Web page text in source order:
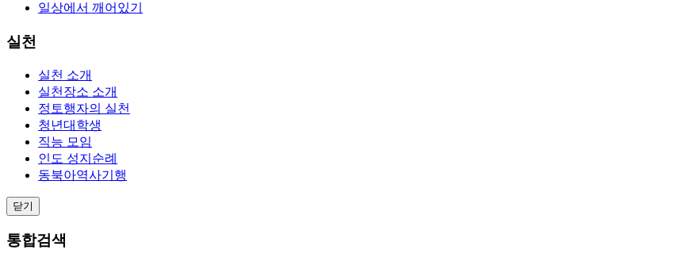
일상에서 깨어있기
실천
실천 소개
실천장소 소개
정토행자의 실천
청년대학생
직능 모임
인도 성지순례
동북아역사기행
닫기
통합검색